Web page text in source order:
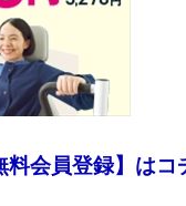
会員登録】はコ